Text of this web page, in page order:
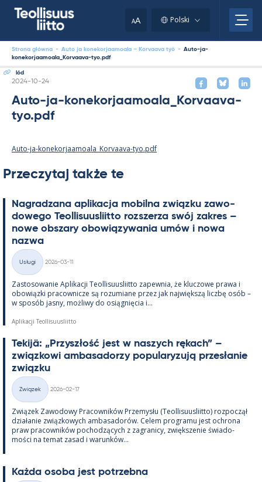
AA Polski
Strona główna - Auto ja konekorjaamoala – Korvaava työ - Auto-ja-
konekorjaamoala_Korvaava-tyo.pdf
lód
Kirjoitettu
2024-10-24
Auto-ja-konekorjaamoala_Korvaava-
tyo.pdf
Auto-ja-konekorjaamoala_Korvaava-tyo.pdf
Przeczytaj także te
Na­gradzana apli­kacja mo­bilna związku zawo­
dowego Teol­li­suus­liitto rozszerza swój za­kres –
nowe obszary obowiązywa­nia umów i nowa
nazwa
Kategorie
Usługi
2026-03-11
Zas­to­sowa­nie Apli­kacji Teol­li­suus­liitto za­pew­nia, że kluczowe prawa i
obowiązki pracow­nicze są rozu­miane przez jak największą liczbę osób –
w sposób jasny, moż­liwy do osiąg­nięcia i...
Aplikacji Teollisuusliitto
Te­kijä: „Przyszłość jest w naszych rę­kach” –
związ­kowi am­ba­sa­dorzy po­pu­la­ryzują przesła­nie
związku
Kategorie
Związek
2026-02-17
Związek Zawo­dowy Pracow­ników Prze­mysłu (Teol­li­suus­liitto) roz­począł
działa­nie związ­kowych am­ba­sa­dorów. Ce­lem pro­gramu jest ochrona
praw pracow­ników poc­hodzących z za­gra­nicy, zwiększe­nie świa­do­
mości na te­mat za­sad i wa­runków...
Każda osoba jest potrzebna